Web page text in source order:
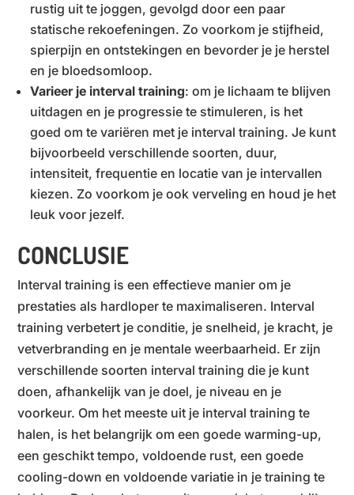
rustig uit te joggen, gevolgd door een paar
statische rekoefeningen. Zo voorkom je stijfheid,
spierpijn en ontstekingen en bevorder je je herstel
en je bloedsomloop.
Varieer je interval training: om je lichaam te blijven
uitdagen en je progressie te stimuleren, is het
goed om te variëren met je interval training. Je kunt
bijvoorbeeld verschillende soorten, duur,
intensiteit, frequentie en locatie van je intervallen
kiezen. Zo voorkom je ook verveling en houd je het
leuk voor jezelf.
CONCLUSIE
Interval training is een effectieve manier om je
prestaties als hardloper te maximaliseren. Interval
training verbetert je conditie, je snelheid, je kracht, je
vetverbranding en je mentale weerbaarheid. Er zijn
verschillende soorten interval training die je kunt
doen, afhankelijk van je doel, je niveau en je
voorkeur. Om het meeste uit je interval training te
halen, is het belangrijk om een goede warming-up,
een geschikt tempo, voldoende rust, een goede
cooling-down en voldoende variatie in je training te